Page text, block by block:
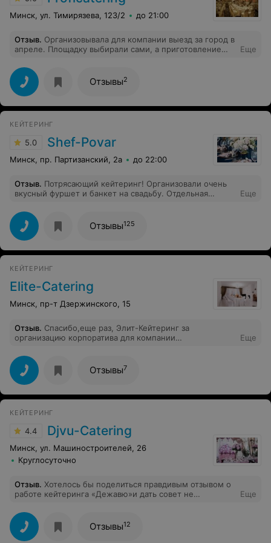
Минск, ул. Тимирязева, 123/2 до 21:00
Отзыв. Организовывала для компании выезд за город в
апреле. Площадку выбирали сами, а приготовление
переложить на кейтеринг. Выбирала из трех компаний,
решила остановиться на этой компании. Менеджер
помог составить меню проконсультировать по
количеству, ребята приехали раньше нас и успели все
подготовить. Очень волновалась, так как не знала эту
Еще
Отзывы2
КЕЙТЕРИНГ
5.0 Shef-Рovar
Минск, пр. Партизанский, 2а до 22:00
Отзыв. Потрясающий кейтеринг! Организовали очень
вкусный фуршет и банкет на свадьбу. Отдельная
деталей и красоты. Было чудесно, все на высшем
уровне!
Еще
Отзывы125
КЕЙТЕРИНГ
Elite-Catering
Минск, пр-т Дзержинского, 15
Отзыв. Спасибо,еще раз, Элит-Кейтеринг за
организацию корпоратива для компании
лучшие!Шеф-повару отдельный респект-кухня не
зависимо от формата мероприятия остается неизменно
великолепной!
Еще
Отзывы7
КЕЙТЕРИНГ
4.4 Djvu-Сatering
Минск, ул. Машиностроителей, 26
Круглосуточно
Отзыв. Хотелось бы поделиться правдивым отзывом о
работе кейтеринга «Дежавю»и дать совет не
себе позволили, говорит только о величайшем
наглости! Отмечали свадьбу 04.09.21, хозяин усадьбы
отказался взять другой кейтеринг и нам пришлось
Еще
Отзывы12